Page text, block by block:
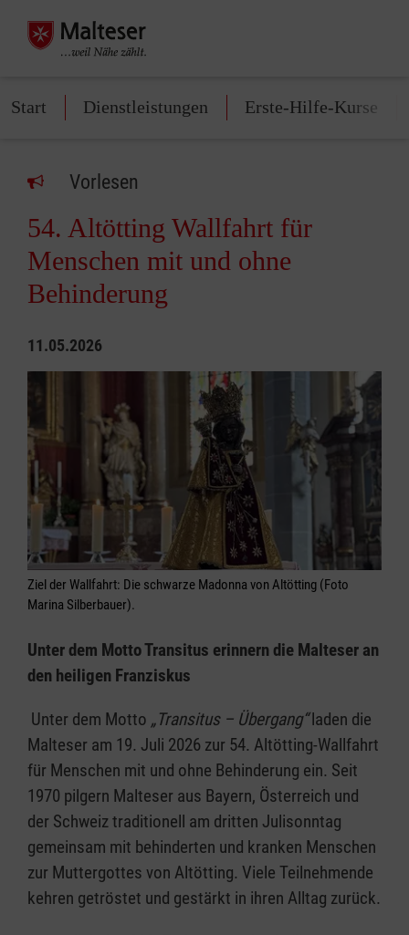
Start Dienstleistungen Erste-Hilfe-Kurse
Vorlesen
54. Altötting Wallfahrt für
Menschen mit und ohne
Behinderung
11.05.2026
Ziel der Wallfahrt: Die schwarze Madonna von Altötting (Foto
Marina Silberbauer).
Unter dem Motto Transitus erinnern die Malteser an
den heiligen Franziskus
Unter dem Motto „Transitus – Übergang“laden die
Malteser am 19. Juli 2026 zur 54. Altötting-Wallfahrt
für Menschen mit und ohne Behinderung ein. Seit
1970 pilgern Malteser aus Bayern, Österreich und
der Schweiz traditionell am dritten Julisonntag
gemeinsam mit behinderten und kranken Menschen
zur Muttergottes von Altötting. Viele Teilnehmende
kehren getröstet und gestärkt in ihren Alltag zurück.